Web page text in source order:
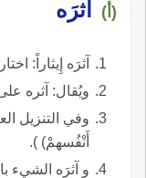
(أ) آثرَه
آثرَه إِيثاراً:
ويُقال: آثره
أَنْفُسهمْ) ).
و آثرَه الشيء